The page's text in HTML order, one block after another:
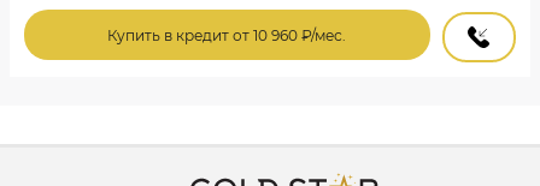
Купить в кредит от 10 960 ₽/мес.